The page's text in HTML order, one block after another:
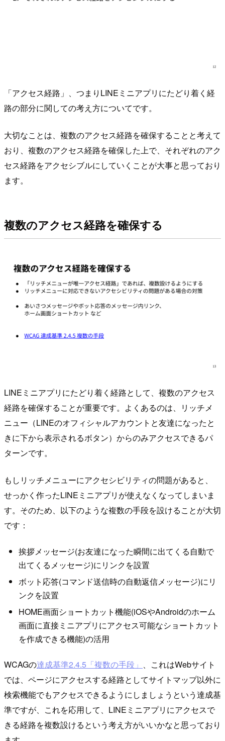
「アクセス経路」、つまりLINEミニアプリにたどり着く経
路の部分に関しての考え方についてです。
大切なことは、複数のアクセス経路を確保することと考えて
おり、複数のアクセス経路を確保した上で、それぞれのアク
セス経路をアクセシブルにしていくことが大事と思っており
ます。
複数のアクセス経路を確保する
LINEミニアプリにたどり着く経路として、複数のアクセス
経路を確保することが重要です。よくあるのは、リッチメ
ニュー（LINEのオフィシャルアカウントと友達になったと
きに下から表示されるボタン）からのみアクセスできるパ
ターンです。
もしリッチメニューにアクセシビリティの問題があると、
せっかく作ったLINEミニアプリが使えなくなってしまいま
す。そのため、以下のような複数の手段を設けることが大切
です：
挨拶メッセージ(お友達になった瞬間に出てくる自動で
出てくるメッセージ)にリンクを設置
ボット応答(コマンド送信時の自動返信メッセージ)にリ
ンクを設置
HOME画面ショートカット機能(iOSやAndroidのホーム
画面に直接ミニアプリにアクセス可能なショートカット
を作成できる機能)の活用
WCAGの達成基準2.4.5「複数の手段」 、これはWebサイト
では、ページにアクセスする経路としてサイトマップ以外に
検索機能でもアクセスできるようにしましょうという達成基
準ですが、これを応用して、LINEミニアプリにアクセスで
きる経路を複数設けるという考え方がいいかなと思っており